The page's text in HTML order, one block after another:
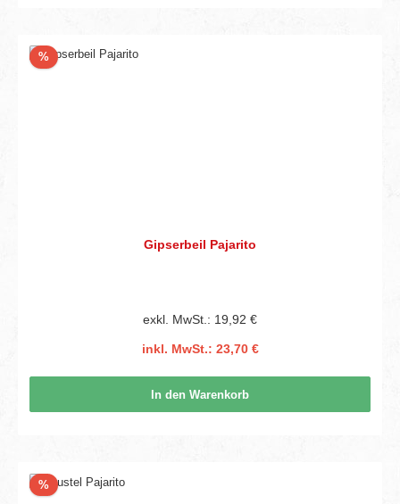
%Rabatt
Gipserbeil Pajarito
exkl. MwSt.: 19,92 €
inkl. MwSt.: 23,70 €
In den Warenkorb
%Rabatt